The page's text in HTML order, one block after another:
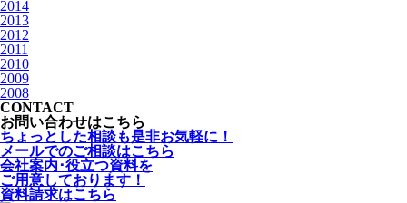
2014
2013
2012
2011
2010
2009
2008
CONTACT
お問い合わせはこちら
ちょっとした相談も是非お気軽に！
メールでのご相談はこちら
会社案内･役立つ資料を
ご用意しております！
資料請求はこちら